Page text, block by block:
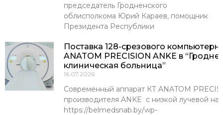
председатель Гродненского
облисполкома Юрий Караев, помощник
Президента Республики
Поставка 128-срезового
ANATOM PRECISION ANKE в
клиническая больница”
16.07.2026
Современный аппарат КТ ANATOM
производителя ANKE с низкой лучевой
https://belmedsnab.by/wp-